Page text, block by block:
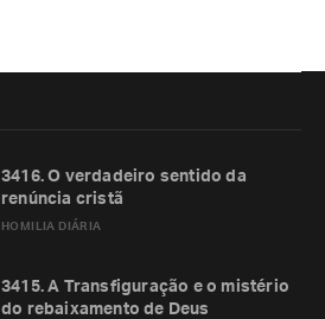
HOMILIA DIÁRIA
3416. O verdadeiro sentido da
renúncia cristã
3415. A Transfiguração e o mistério
do rebaixamento de Deus